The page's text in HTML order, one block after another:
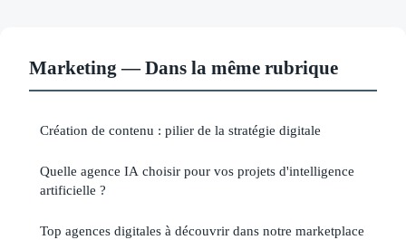
Marketing — Dans la même rubrique
Création de contenu : pilier de la stratégie digitale
Quelle agence IA choisir pour vos projets d'intelligence
artificielle ?
Top agences digitales à découvrir dans notre marketplace